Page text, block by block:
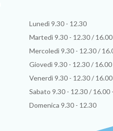
Lunedì 9.30 - 12.30
Martedì 9.30 - 12.30 /
Mercoledì 9.30 - 12.30 /
Giovedì 9.30 - 12.30 /
Venerdì 9.30 - 12.30 /
Sabato 9.30 - 12.30 / 16.00
Domenica 9.30 - 12.30